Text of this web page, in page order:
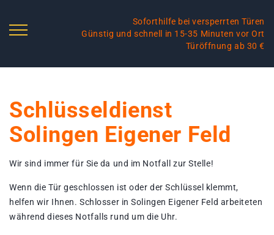
Soforthilfe bei versperrten Türen
Günstig und schnell in 15-35 Minuten vor Ort
Türöffnung ab 30 €
Schlüsseldienst
Solingen Eigener Feld
Wir sind immer für Sie da und im Notfall zur Stelle!
Wenn die Tür geschlossen ist oder der Schlüssel klemmt,
helfen wir Ihnen. Schlosser in Solingen Eigener Feld arbeiteten
während dieses Notfalls rund um die Uhr.